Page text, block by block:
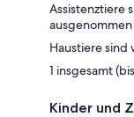
Assistenztiere
ausgenommen
Haustiere sind
1 insgesamt
Kinder und